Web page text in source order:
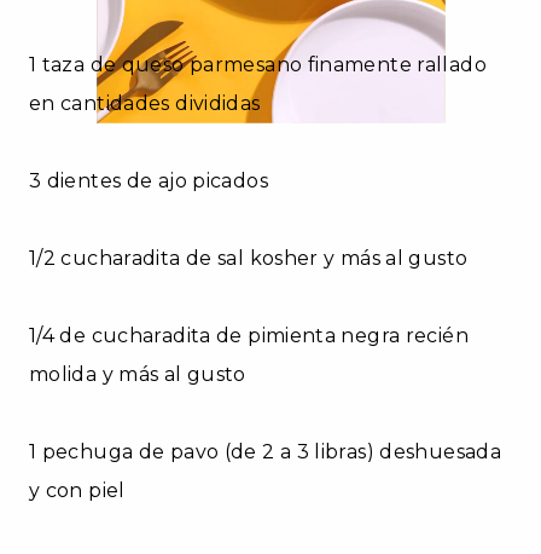
1 taza de queso parmesano finamente rallado
en cantidades divididas
3 dientes de ajo picados
1/2 cucharadita de sal kosher y más al gusto
1/4 de cucharadita de pimienta negra recién
molida y más al gusto
1 pechuga de pavo (de 2 a 3 libras) deshuesada
y con piel